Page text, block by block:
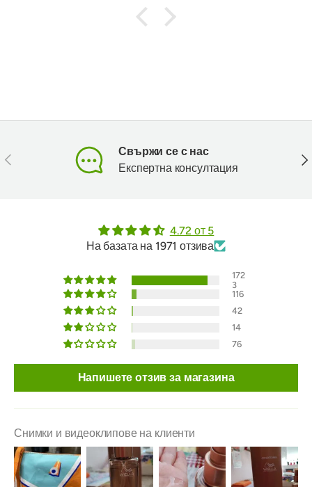
Предишен
Свържи се с нас
Експертна консултация
4.72 от 5
На базата на 1971 отзива
172
3
116
42
14
76
Напишете отзив за магазина
Снимки и видеоклипове на клиенти